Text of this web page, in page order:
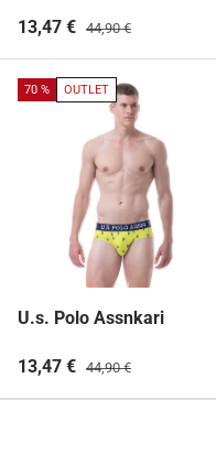
13,47 € 44,90 €
70 % OUTLET
U.s. Polo Assnkari
13,47 € 44,90 €